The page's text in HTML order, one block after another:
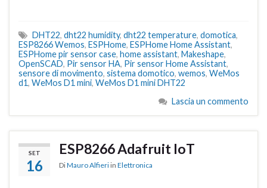
DHT22, dht22 humidity, dht22 temperature, domotica,
ESP8266 Wemos, ESPHome, ESPHome Home Assistant,
ESPHome pir sensor case, home assistant, Makeshape,
OpenSCAD, Pir sensor HA, Pir sensor Home Assistant,
sensore di movimento, sistema domotico, wemos, WeMos
d1, WeMos D1 mini, WeMos D1 mini DHT22
Lascia un commento
SET
16
ESP8266 Adafruit IoT
DiMauro Alfieri in Elettronica